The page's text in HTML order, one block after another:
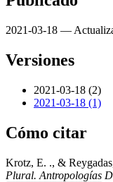
2021-03-18 —
Versiones
2021-03-18 (2)
2021-03-18 (1)
Cómo citar
Krotz, E. ., &
Plural. Antropologías